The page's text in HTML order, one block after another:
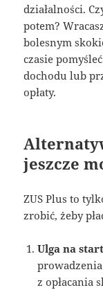
działalności.
potem?
bolesnym
czasie
dochodu lub
opłaty.
jeszcze
ZUS Plus to
zrobić, żeby
Ulga na start
z opłacania